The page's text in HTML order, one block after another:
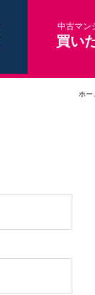
中古マン
買い
ホー